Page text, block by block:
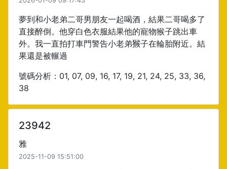
夢到和小老弟二哥男朋友一起喝酒，結果二哥喝多了
直接醉倒。他穿白色衣服結果他的寵物猴子跳出車
外。我一直拍打車門警告小老弟𤠣子在輪胎附近。結
果還是被輾過
號碼分析：01, 07, 09, 16, 17, 19, 21, 24, 25, 33, 36,
38
23942
雅
2025-11-09 15:51:00